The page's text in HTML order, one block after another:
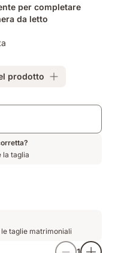
per completare
da letto
prodotto
la taglia
taglie matrimoniali